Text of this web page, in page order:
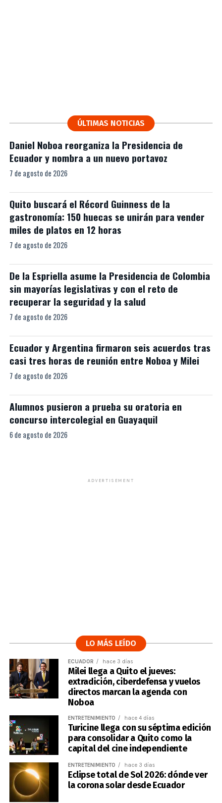
ÚLTIMAS NOTICIAS
Daniel Noboa reorganiza la Presidencia de
Ecuador y nombra a un nuevo portavoz
7 de agosto de 2026
Quito buscará el Récord Guinness de la
gastronomía: 150 huecas se unirán para vender
miles de platos en 12 horas
7 de agosto de 2026
De la Espriella asume la Presidencia de Colombia
sin mayorías legislativas y con el reto de
recuperar la seguridad y la salud
7 de agosto de 2026
Ecuador y Argentina firmaron seis acuerdos tras
casi tres horas de reunión entre Noboa y Milei
7 de agosto de 2026
Alumnos pusieron a prueba su oratoria en
concurso intercolegial en Guayaquil
6 de agosto de 2026
ADVERTISEMENT
LO MÁS LEÍDO
ECUADOR hace 3 días
Milei llega a Quito el jueves:
extradición, ciberdefensa y vuelos
directos marcan la agenda con
Noboa
ENTRETENIMIENTO hace 4 días
Turicine llega con su séptima edición
para consolidar a Quito como la
capital del cine independiente
ENTRETENIMIENTO hace 3 días
Eclipse total de Sol 2026: dónde ver
la corona solar desde Ecuador